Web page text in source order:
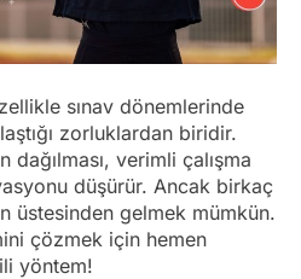
sınav dönemlerinde
zorluklardan biridir.
dağılması, verimli çalışma
düşürür. Ancak birkaç
üstesinden gelmek mümkün.
çözmek için hemen
yöntem!